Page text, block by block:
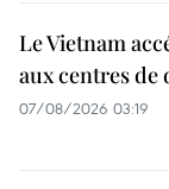
Le Vietnam
aux centres de
07/08/2026 03:19